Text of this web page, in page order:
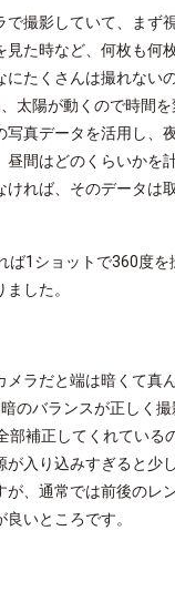
で撮影していて、まず
見た時など、何枚も何
にたくさんは撮れない
太陽が動くので時間
写真データを活用し、
昼間はどのくらいかを
ければ、そのデータは
ば1ショットで360度を
した。
メラだと端は暗くて真
のバランスが正しく
部補正してくれている
が入り込みすぎると少
が、通常では前後のレ
いところです。